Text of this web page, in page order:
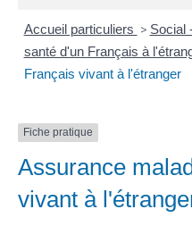
Accueil particuliers > Social
santé d'un Français à
Français vivant à l'étranger
Fiche pratique
Assurance
vivant à